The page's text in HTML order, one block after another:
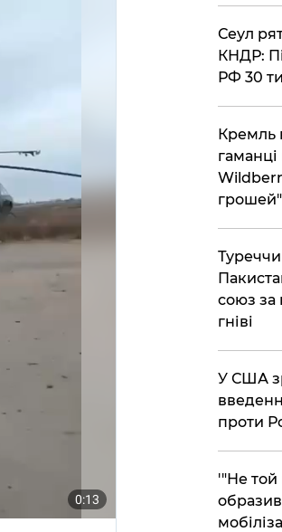
​Сеул
КНДР:
РФ 30
​Кремль
грошей"
союз за
гніві
​У США
проти
​'"Не той